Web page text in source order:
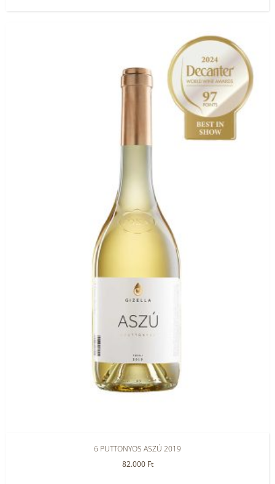
6 PUTTONYOS ASZÚ 2019
82.000 Ft